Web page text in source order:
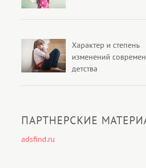
Характер и степень
изменений
детства
ПАРТНЕРСКИЕ
adsfind.ru